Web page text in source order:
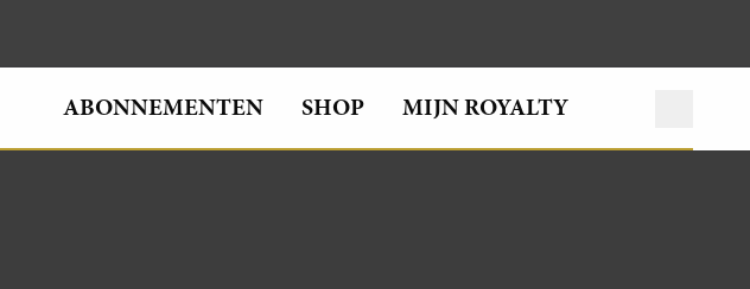
ABONNEMENTEN SHOP MIJN ROYALTY